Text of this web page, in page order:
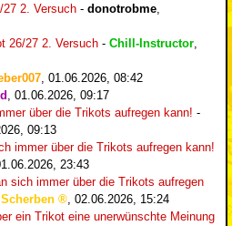
2. Versuch - donotrobme,
26/27 2. Versuch - Chill-Instructor,
, 01.06.2026, 08:42
, 01.06.2026, 09:17
über die Trikots aufregen kann! -
09:13
immer über die Trikots aufregen kann!
23:43
sich immer über die Trikots aufregen
Scherben , 02.06.2026, 15:24
ein Trikot eine unerwünschte Meinung